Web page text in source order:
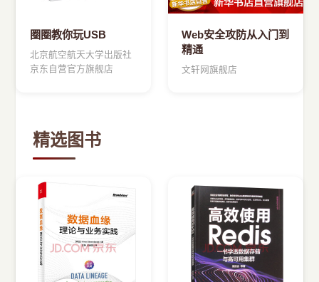
圈圈教你玩USB
北京航空航天大学出版社
京东自营官方旗舰店
Web安全攻防从入门到
精通
文轩网旗舰店
精选图书